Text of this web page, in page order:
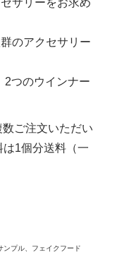
サリーをお求め
のアクセサリー
2つのウインナー
ご注文いただい
1個分送料（一
ンプル、フェイクフード